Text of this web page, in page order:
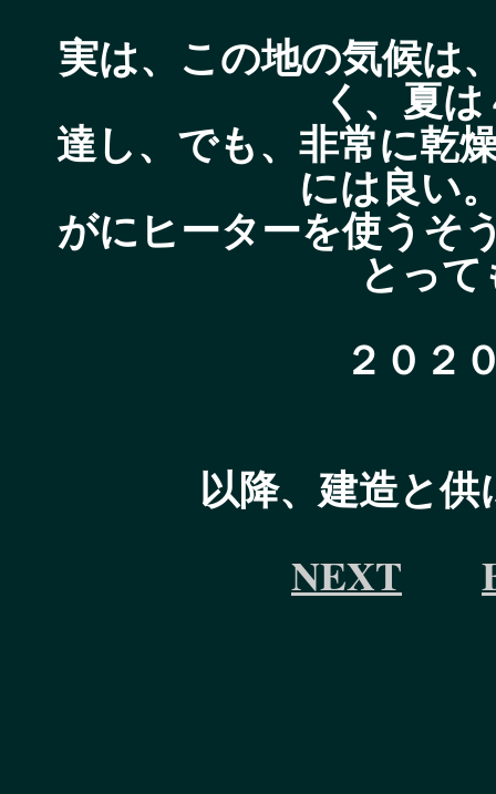
実は、この地の気候は
く、夏
達し、でも、非常に乾
には良い
がにヒーターを使うそ
とっ
２０２
以降、建造と
NEXT